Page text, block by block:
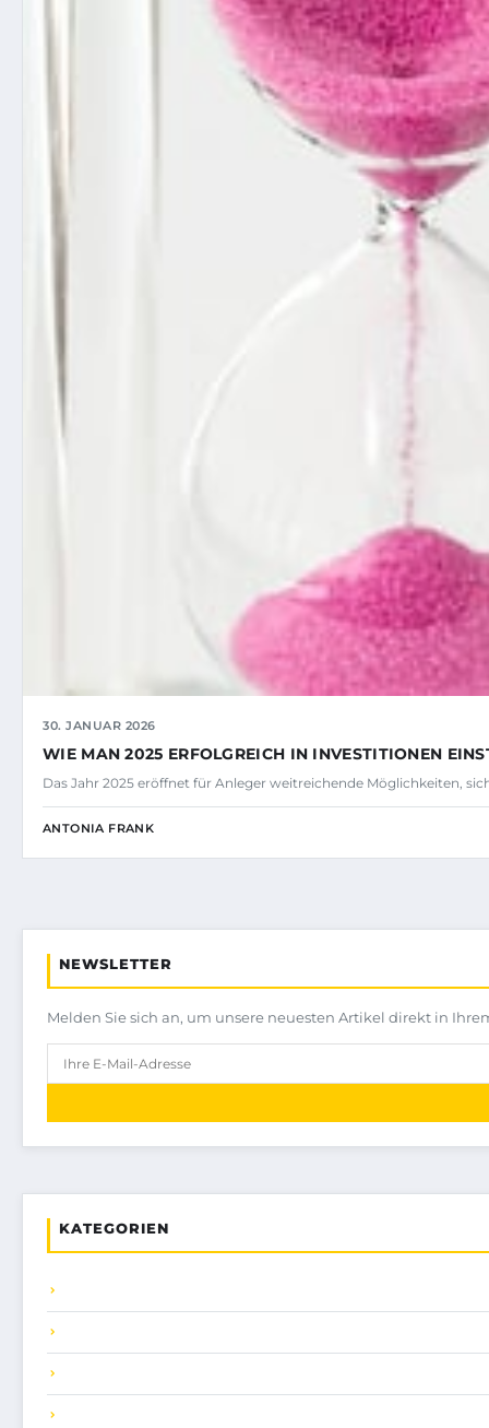
30. JANUAR 2026
WIE MAN 2025 ERFOLGREICH IN INVESTITIONEN
Das Jahr 2025 eröffnet für Anleger weitreichende Möglichkeiten,
ANTONIA FRANK
NEWSLETTER
Melden Sie sich an, um unsere neuesten Artikel direkt in
KATEGORIEN